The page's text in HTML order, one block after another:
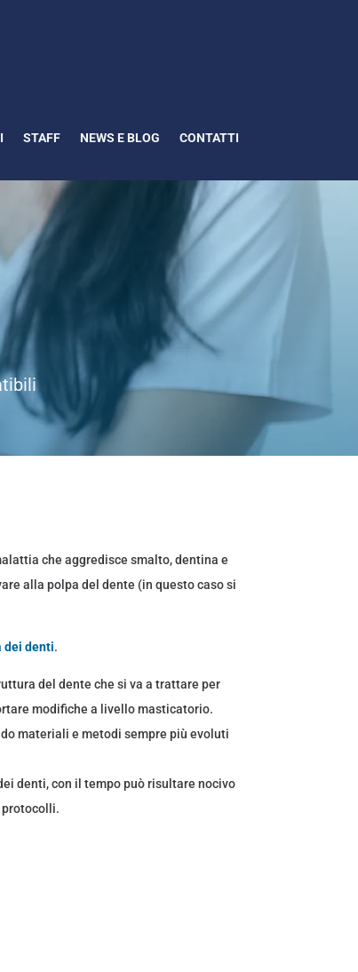
STAFF NEWS E BLOG CONTATTI
che aggredisce smalto, dentina e
alla polpa del dente (in questo caso si
dei denti.
del dente che si va a trattare per
modifiche a livello masticatorio.
materiali e metodi sempre più evoluti
denti, con il tempo può risultare nocivo
protocolli.